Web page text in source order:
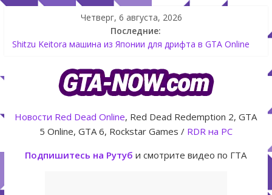
Четверг, 6 августа, 2026
Последние:
Shitzu Keitora машина из Японии для дрифта в GTA Online
GTA Online уже 14 июля
GTA Online: Rockstar запускает программу Fine Art Collector
с наградами
Летнее обновление для GTA 5 Online The Kortz Center Heist
Как создать аккаунт Rockstar Games Social Club инструкция
Новости Red Dead Online, Red Dead Redemption 2, GTA
5 Online, GTA 6, Rockstar Games / RDR на PC
Подпишитесь на Рутуб и смотрите видео по ГТА